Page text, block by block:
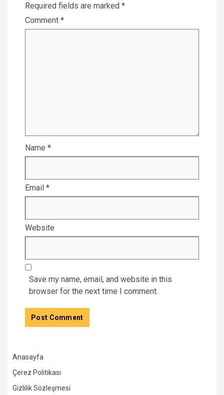
Required fields are marked *
Comment *
Name *
Email *
Website
Save my name, email, and website in this
browser for the next time I comment.
Anasayfa
Çerez Politikası
Gizlilik Sözleşmesi